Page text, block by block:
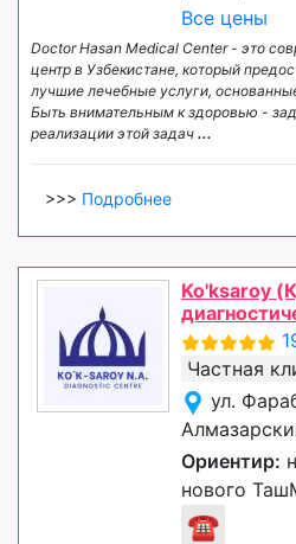
Все цены
Doctor Hasan Medical Center - это
центр в Узбекистане, который
лучшие лечебные услуги,
Быть внимательным к здоровью -
реализации этой задач ...
>>> Подробнее
Ko'ksaroy
Частная
ул.
Ориентир:
нового
☎